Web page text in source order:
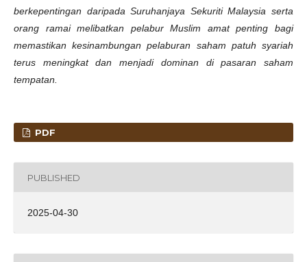
berkepentingan daripada Suruhanjaya Sekuriti Malaysia serta
orang ramai melibatkan pelabur Muslim amat penting bagi
memastikan kesinambungan pelaburan saham patuh syariah
terus meningkat dan menjadi dominan di pasaran saham
tempatan.
PDF
PUBLISHED
2025-04-30